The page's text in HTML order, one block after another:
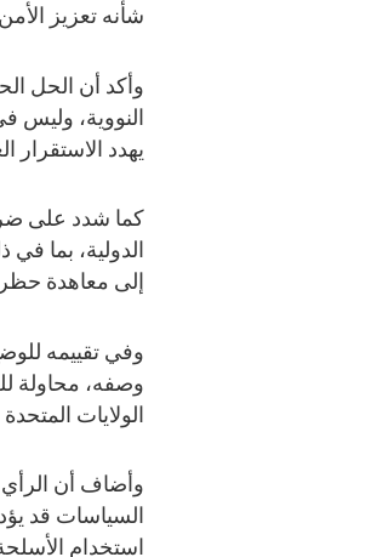
شأنه تعزيز
وأكد أن الحل
النووية، وليس
يهدد الاستقرار
كما شدد على
الدولية، بما في
إلى معاهدة حظر
وفي تقييمه
وصفه، محاولة
الولايات
وأضاف أن الرأي
السياسات قد
استخدام